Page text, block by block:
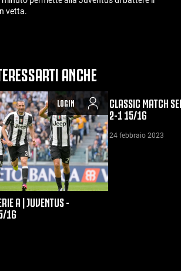
vetta.
ANCHE
LOGIN
A | JUVENTUS -
16
CLASSIC MATCH
2-1 15/16
24 febbraio 2023